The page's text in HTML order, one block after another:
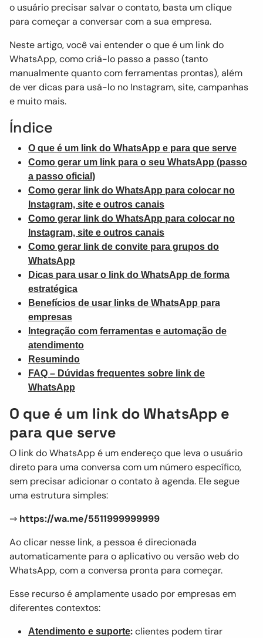
o usuário precisar salvar o contato, basta um clique
para começar a conversar com a sua empresa.
Neste artigo, você vai entender o que é um link do
WhatsApp, como criá-lo passo a passo (tanto
manualmente quanto com ferramentas prontas), além
de ver dicas para usá-lo no Instagram, site, campanhas
e muito mais.
Índice
O que é um link do WhatsApp e para que serve
Como gerar um link para o seu WhatsApp (passo
a passo oficial)
Como gerar link do WhatsApp para colocar no
Instagram, site e outros canais
Como gerar link do WhatsApp para colocar no
Instagram, site e outros canais
Como gerar link de convite para grupos do
WhatsApp
Dicas para usar o link do WhatsApp de forma
estratégica
Benefícios de usar links de WhatsApp para
empresas
Integração com ferramentas e automação de
atendimento
Resumindo
FAQ – Dúvidas frequentes sobre link de
WhatsApp
O que é um link do WhatsApp e
para que serve
O link do WhatsApp é um endereço que leva o usuário
direto para uma conversa com um número específico,
sem precisar adicionar o contato à agenda. Ele segue
uma estrutura simples:
⇒ https://wa.me/5511999999999
Ao clicar nesse link, a pessoa é direcionada
automaticamente para o aplicativo ou versão web do
WhatsApp, com a conversa pronta para começar.
Esse recurso é amplamente usado por empresas em
diferentes contextos:
Atendimento e suporte:clientes podem tirar